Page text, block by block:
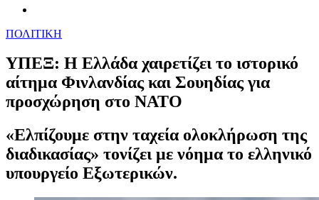
ΠΟΛΙΤΙΚΗ
ΥΠΕΞ: Η Ελλάδα χαιρετίζει το ιστορικό
αίτημα Φινλανδίας και Σουηδίας για
προσχώρηση στο ΝΑΤΟ
«Ελπίζουμε στην ταχεία ολοκλήρωση της
διαδικασίας» τονίζει με νόημα το ελληνικό
υπουργείο Εξωτερικών.